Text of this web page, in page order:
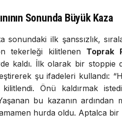
Sonunda Büyük Kaza
sonundaki ilk şanssızlık,
tekerleği kilitlenen Toprak
kaldı. İlk olarak bir stoppie
şu ifadeleri kullandı:
Önü kaldırmak
bu kazanın
hurda oldu. Aptalca bir